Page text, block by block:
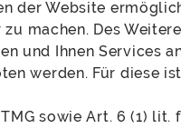
der Website
machen. Des
und Ihnen Services
werden. Für diese
sowie Art. 6 (1)